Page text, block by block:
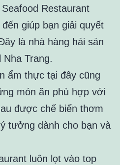
Restaurant
giúp bạn giải quyết
là nhà hàng hải sản
Nha Trang.
ẩm thực tại đây cũng
món ăn phù hợp với
được chế biến thơm
tưởng dành cho bạn và
luôn lọt vào top